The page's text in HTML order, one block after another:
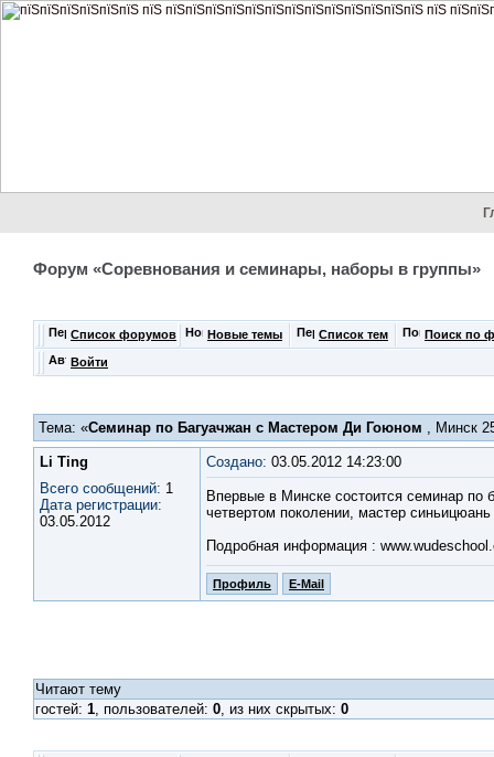
Форум «Соревнования и семинары, наборы в группы»
Список форумов Новые темы Список тем Поиск по
Войти
Тема: «Семинар по Багуачжан с Мастером Ди Гоюном , Минск
Li Ting
Всего сообщений: 1
Дата регистрации:
03.05.2012
Создано: 03.05.2012 14:23:00
Впервые в Минске состоится семинар
четвертом поколении, мастер
Подробная информация :
Профиль E-Mail
Читают тему
гостей: 1, пользователей: 0, из них скрытых: 0